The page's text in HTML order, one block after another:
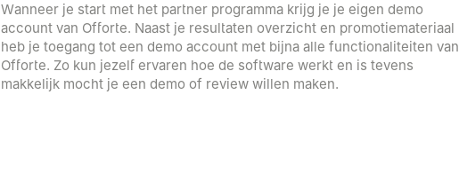
Wanneer je start met het partner programma krijg je je eigen demo
account van Offorte. Naast je resultaten overzicht en promotiemateriaal
heb je toegang tot een demo account met bijna alle functionaliteiten van
Offorte. Zo kun jezelf ervaren hoe de software werkt en is tevens
makkelijk mocht je een demo of review willen maken.